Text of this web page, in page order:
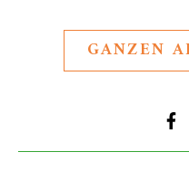
GANZEN